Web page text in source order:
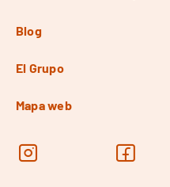
Blog
El Grupo
Mapa web